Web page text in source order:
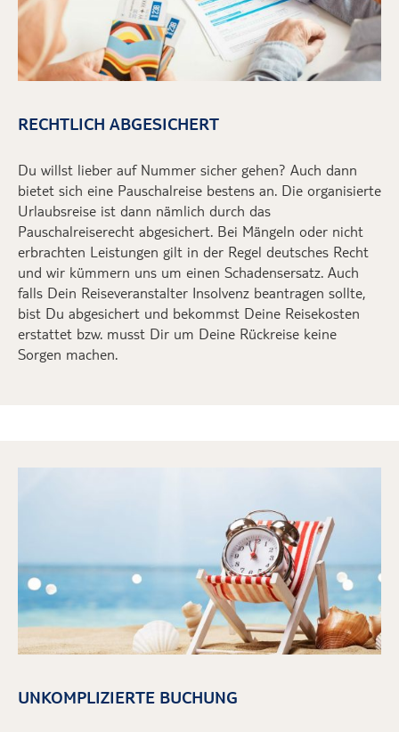
RECHTLICH ABGESICHERT
Du willst lieber auf Nummer sicher gehen? Auch dann
bietet sich eine Pauschalreise bestens an. Die organisierte
Urlaubsreise ist dann nämlich durch das
Pauschalreiserecht abgesichert. Bei Mängeln oder nicht
erbrachten Leistungen gilt in der Regel deutsches Recht
und wir kümmern uns um einen Schadensersatz. Auch
falls Dein Reiseveranstalter Insolvenz beantragen sollte,
bist Du abgesichert und bekommst Deine Reisekosten
erstattet bzw. musst Dir um Deine Rückreise keine
Sorgen machen.
UNKOMPLIZIERTE BUCHUNG